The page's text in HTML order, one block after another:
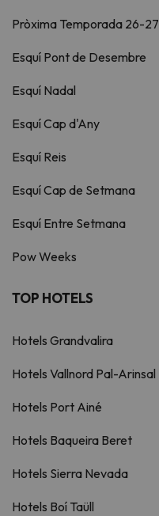
Pròxima Temporada 26-27
Esquí Pont de Desembre
Esquí Nadal
Esquí Cap d'Any
Esquí Reis
Esquí Cap de Setmana
Esquí Entre Setmana
Pow Weeks
TOP HOTELS
Hotels Grandvalira
Hotels Vallnord Pal-Arinsal
Hotels Port Ainé
Hotels Baqueira Beret
Hotels Sierra Nevada
Hotels Boí Taüll